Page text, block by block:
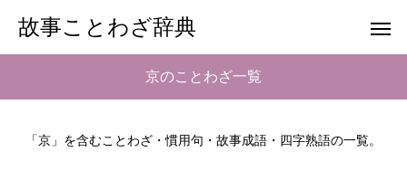
故事ことわざ辞典
京のことわざ一覧
「京」を含むことわざ・慣用句・故事成語・四字熟語の一覧。